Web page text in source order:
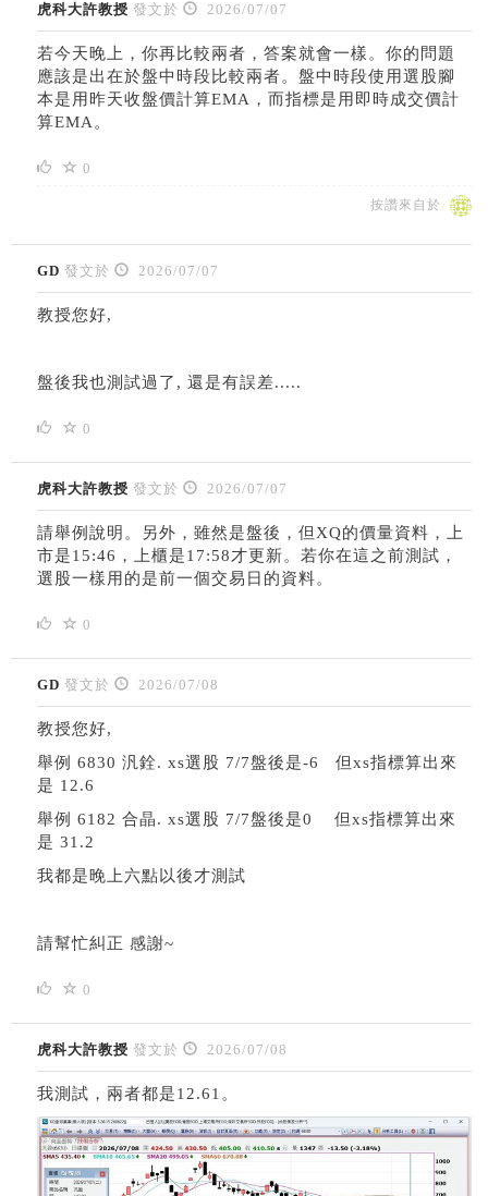
虎科大許教授 發文於 2026/07/07
若今天晚上，你再比較兩者，答案就會一樣。你的問題
應該是出在於盤中時段比較兩者。盤中時段使用選股腳
本是用昨天收盤價計算EMA，而指標是用即時成交價計
算EMA。
0
按讚來自於
GD 發文於 2026/07/07
教授您好,
盤後我也測試過了, 還是有誤差.....
0
虎科大許教授 發文於 2026/07/07
請舉例說明。另外，雖然是盤後，但XQ的價量資料，上
市是15:46，上櫃是17:58才更新。若你在這之前測試，
選股一樣用的是前一個交易日的資料。
0
GD 發文於 2026/07/08
教授您好,
舉例 6830 汎銓. xs選股 7/7盤後是-6 但xs指標算出來
是 12.6
舉例 6182 合晶. xs選股 7/7盤後是0 但xs指標算出來
是 31.2
我都是晚上六點以後才測試
請幫忙糾正 感謝~
0
虎科大許教授 發文於 2026/07/08
我測試，兩者都是12.61。